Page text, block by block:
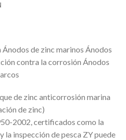
de zinc marinos Ánodos
contra la corrosión Ánodos
de zinc anticorrosión marina
de zinc)
2002, certificados como la
la inspección de pesca ZY puede